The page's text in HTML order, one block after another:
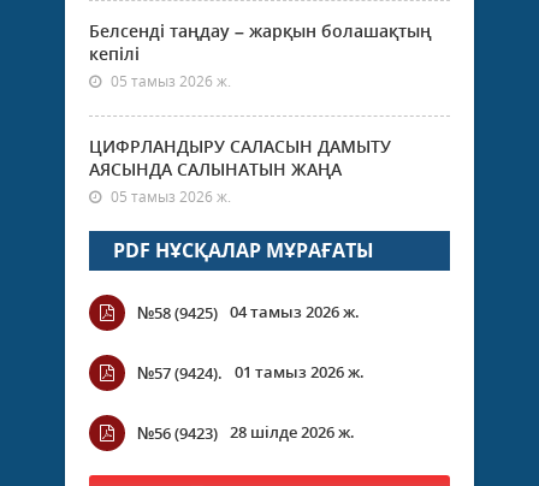
Белсенді таңдау – жарқын болашақтың
кепілі
05 тамыз 2026 ж.
ЦИФРЛАНДЫРУ САЛАСЫН ДАМЫТУ
АЯСЫНДА САЛЫНАТЫН ЖАҢА
05 тамыз 2026 ж.
PDF НҰСҚАЛАР МҰРАҒАТЫ
№58 (9425) 04 тамыз 2026 ж.
№57 (9424). 01 тамыз 2026 ж.
№56 (9423) 28 шілде 2026 ж.